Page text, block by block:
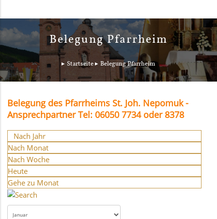
Belegung Pfarrheim
Startseite Belegung Pfarrheim
Belegung des Pfarrheims St. Joh. Nepomuk -
Ansprechpartner Tel: 06050 7734 oder 8378
Nach Jahr
Nach Monat
Nach Woche
Heute
Gehe zu Monat